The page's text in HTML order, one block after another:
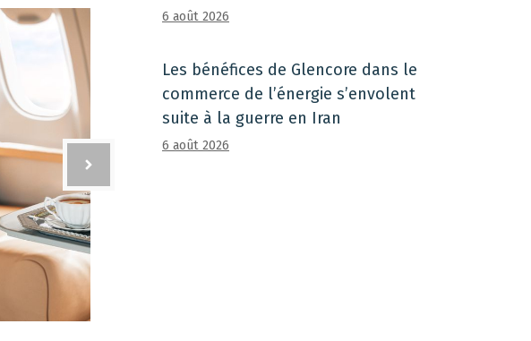
6 août 2026
Les bénéfices de Glencore dans le
commerce de l’énergie s’envolent
suite à la guerre en Iran
6 août 2026